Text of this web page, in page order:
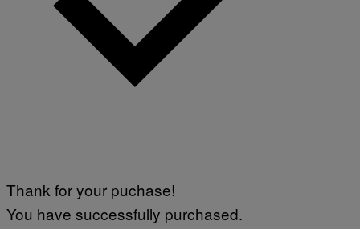
Thank for your puchase!
You have successfully purchased.